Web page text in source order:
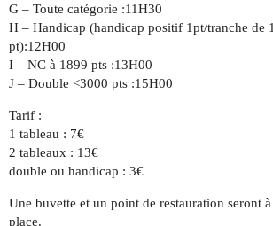
G – Toute catégorie :11H30
H – Handicap (handicap positif 1pt/tranche de
pt):12H00
I – NC à 1899 pts :13H00
J – Double <3000 pts :15H00
Tarif :
1 tableau : 7€
2 tableaux : 13€
double ou handicap : 3€
Une buvette et un point de restauration seront
place.